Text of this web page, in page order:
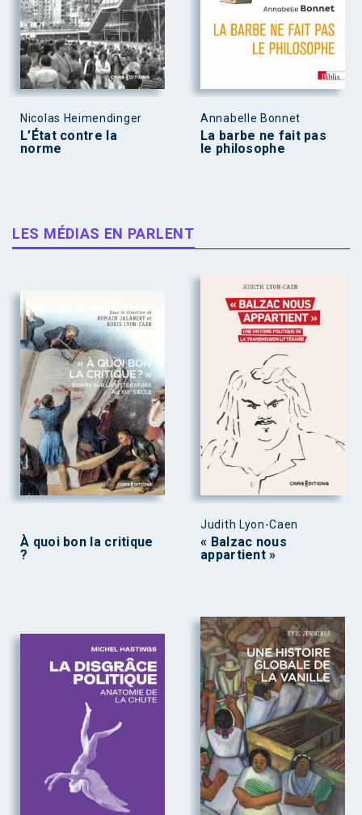
Nicolas Heimendinger
L’État contre la
norme
Annabelle Bonnet
La barbe ne fait pas
le philosophe
LES MÉDIAS EN PARLENT
À quoi bon la critique
?
Judith Lyon-Caen
« Balzac nous
appartient »